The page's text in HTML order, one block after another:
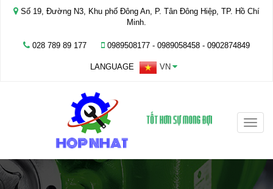
Số 19, Đường N3, Khu phố Đông An, P. Tân Đông Hiệp, TP. Hồ Chí
Minh.
028 789 89 177 0989508177 - ‭0989058458‬ - 0902874849
LANGUAGE VN
Toggle